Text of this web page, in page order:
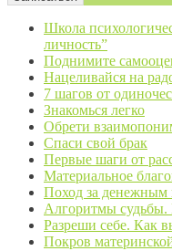
Школа
личность”
Поднимите
Нацеливайся на
7 шагов от
Знакомься легко
Обрети
Спаси свой брак
Первые шаги от
Материальное
Поход за денежным
Алгоритмы судьбы.
Разреши себе. Как
Покров